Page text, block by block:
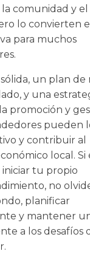
comunidad y el
lo convierten
para muchos
un plan de
y una
promoción y
pueden
y contribuir al
local. Si
tu propio
no
planificar
y mantener
a los desafíos